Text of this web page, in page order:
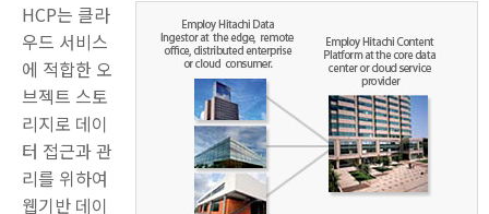
HCP는 클라
우드 서비스
에 적합한 오
브젝트 스토
리지로 데이
터 접근과 관
리를 위하여
웹기반 데이